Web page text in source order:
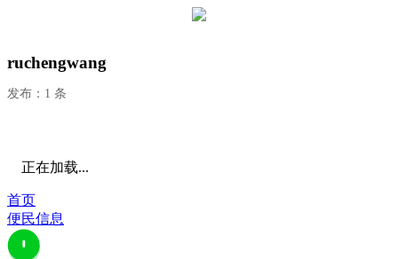
ruchengwang
发布：1 条
正在加载...
首页
便民信息